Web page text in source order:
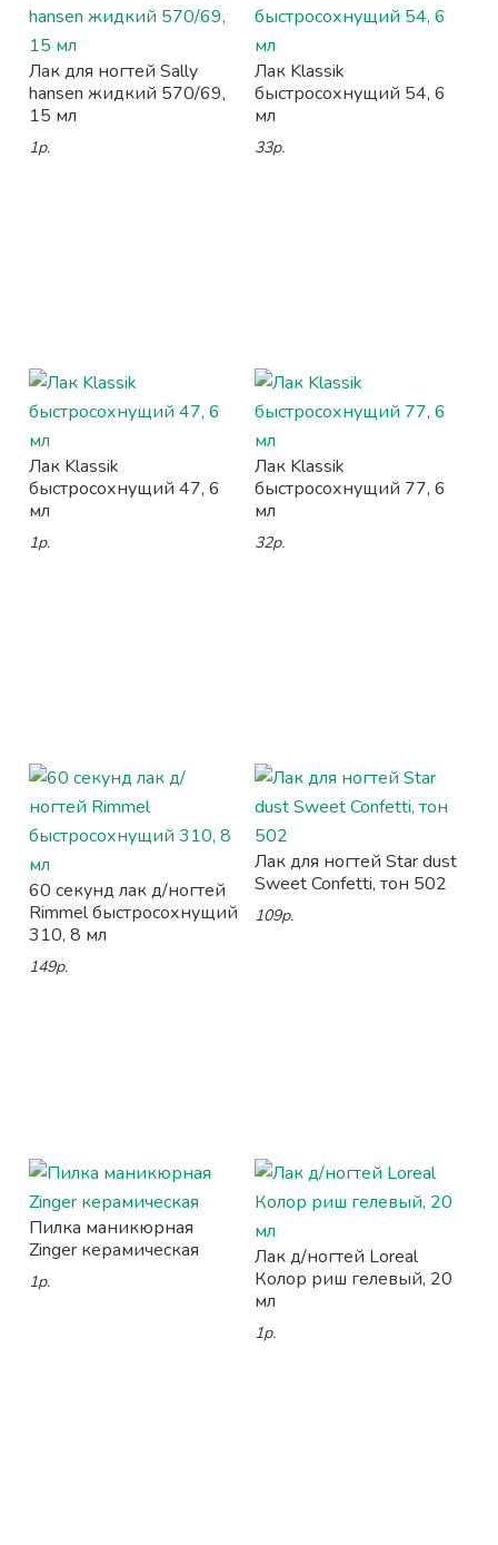
Лак для ногтей Sally
hansen жидкий 570/69,
15 мл
1р.
Лак Klassik
быстросохнущий 54, 6
мл
33р.
Лак Klassik
быстросохнущий 47, 6
мл
1р.
Лак Klassik
быстросохнущий 77, 6
мл
32р.
60 секунд лак д/ногтей
Rimmel быстросохнущий
310, 8 мл
149р.
Лак для ногтей Star dust
Sweet Confetti, тон 502
109р.
Пилка маникюрная
Zinger керамическая
1р.
Лак д/ногтей Loreal
Колор риш гелевый, 20
мл
1р.